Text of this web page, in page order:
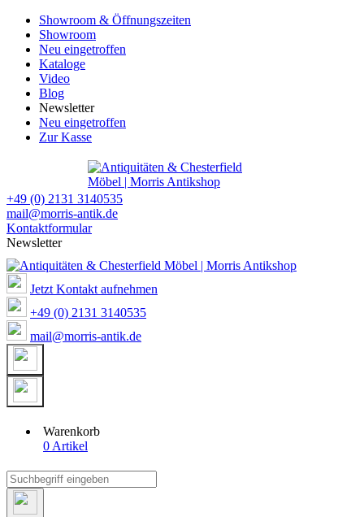
Showroom & Öffnungszeiten
Showroom
Neu eingetroffen
Kataloge
Video
Blog
Newsletter
Neu eingetroffen
Zur Kasse
+49 (0) 2131 3140535
mail@morris-antik.de
Kontaktformular
Newsletter
Jetzt Kontakt aufnehmen
+49 (0) 2131 3140535
mail@morris-antik.de
Warenkorb
0 Artikel